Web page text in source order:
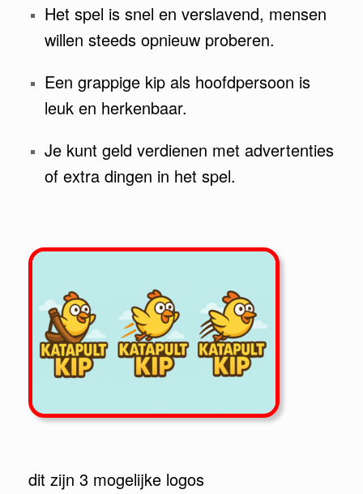
Het spel is snel en verslavend, mensen
willen steeds opnieuw proberen.
Een grappige kip als hoofdpersoon is
leuk en herkenbaar.
Je kunt geld verdienen met advertenties
of extra dingen in het spel.
dit zijn 3 mogelijke logos